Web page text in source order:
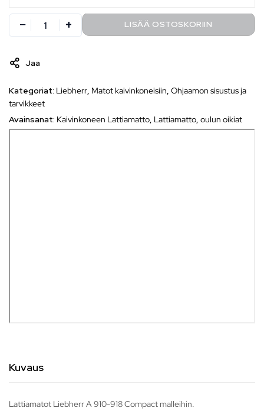
LISÄÄ OSTOSKORIIN
Jaa
Kategoriat: Liebherr, Matot kaivinkoneisiin, Ohjaamon sisustus ja
tarvikkeet
Avainsanat: Kaivinkoneen Lattiamatto, Lattiamatto, oulun oikiat
Kuvaus
Lattiamatot Liebherr A 910-918 Compact malleihin.